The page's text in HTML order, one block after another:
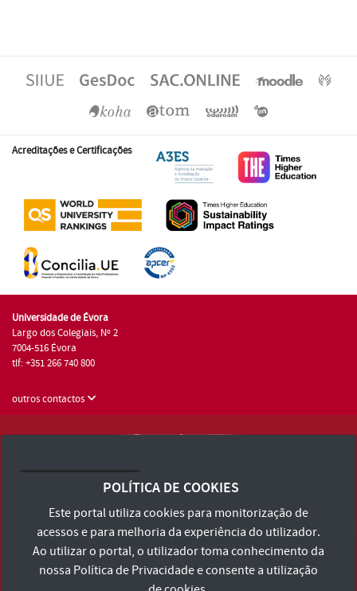
Acreditações e Certificações
Universidade de Évora
Largo dos Colegiais, Nº 2
7004-516 Évora
tlf: +351 266 740 800
outros contactos
Consulte os Termos e Condições e Política de Privacidade
Declaração de Acessibilidade
POLÍTICA DE COOKIES
Este portal utiliza cookies para monitorização de
acessos e para melhoria da experiência do utilizador.
Ao utilizar o portal, o utilizador toma conhecimento da
nossa Política de Privacidadee consente a utilização